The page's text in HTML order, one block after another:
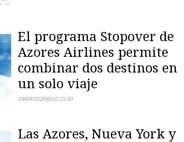
El programa Stopover de
Azores Airlines permite
combinar dos destinos en
un solo viaje
29/04/2026@10:15:00
Las Azores, Nueva York y